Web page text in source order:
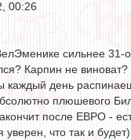
00:26
сильнее 31-
Карпин не
день
плюшевого
после ЕВРО -
что так и